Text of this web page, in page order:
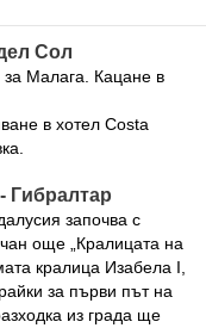
Сол
Малага. Кацане в
в хотел Costa
Гибралтар
започва с
още „Кралицата на
кралица Изабела I,
за първи път на
из града ще